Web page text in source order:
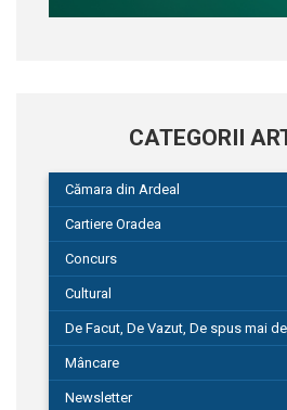
CATEGORII
Cămara din Ardeal
Cartiere Oradea
Concurs
Cultural
De Facut, De Vazut, De spus mai
580
Mâncare
Newsletter